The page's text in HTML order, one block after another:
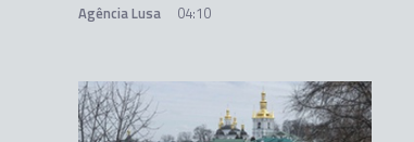
Agência Lusa 04:10